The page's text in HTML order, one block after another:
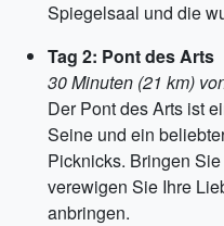
Spiegelsaal und die
Tag 2: Pont des Arts
30 Minuten (21 km)
Der Pont des Arts ist
Seine und ein
Picknicks. Bringen
verewigen Sie Ihre
anbringen.